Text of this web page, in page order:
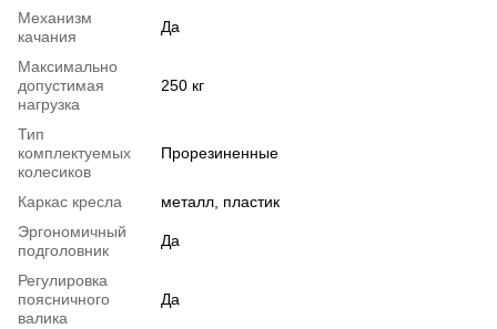
Механизм
качания
Да
Максимально
допустимая
нагрузка
250 кг
Тип
комплектуемых
колесиков
Прорезиненные
Каркас кресла
металл, пластик
Эргономичный
подголовник
Да
Регулировка
поясничного
валика
Да